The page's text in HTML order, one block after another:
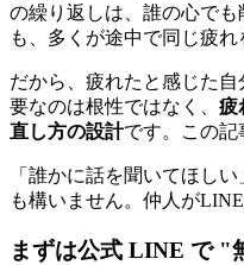
の繰り返しは、誰の心で
も、多くが途中で同じ疲れ
だから、疲れたと感じた
要なのは根性ではなく、 疲
直し方の設計です。この記
「誰かに話を聞いてほし
も構いません。仲人が
まずは公式 LINE で "